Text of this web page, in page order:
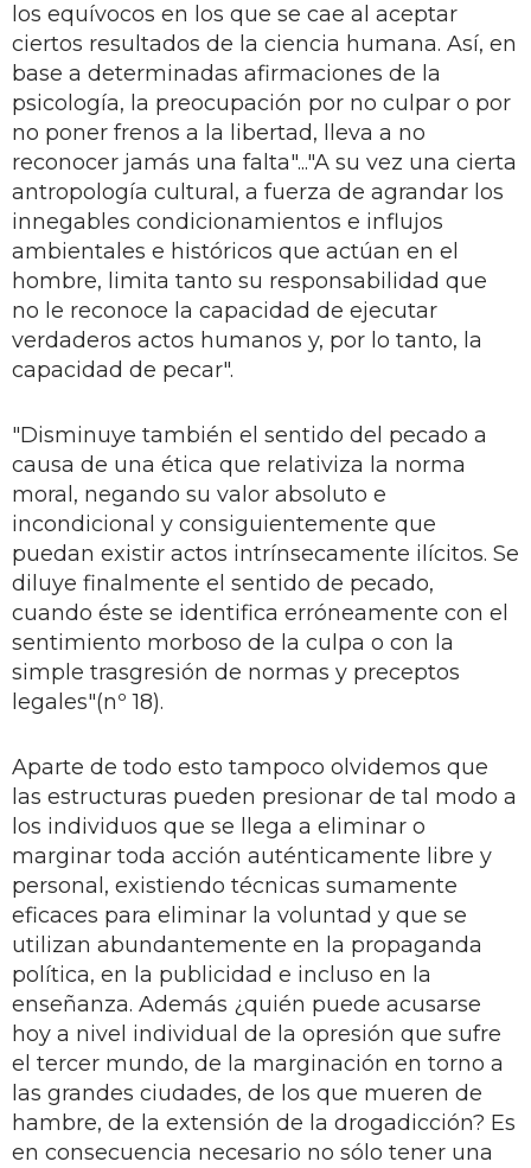
los equívocos en los que se cae al aceptar
ciertos resultados de la ciencia humana. Así, en
base a determinadas afirmaciones de la
psicología, la preocupación por no culpar o por
no poner frenos a la libertad, lleva a no
reconocer jamás una falta"..."A su vez una cierta
antropología cultural, a fuerza de agrandar los
innegables condicionamientos e influjos
ambientales e históricos que actúan en el
hombre, limita tanto su responsabilidad que
no le reconoce la capacidad de ejecutar
verdaderos actos humanos y, por lo tanto, la
capacidad de pecar".
"Disminuye también el sentido del pecado a
causa de una ética que relativiza la norma
moral, negando su valor absoluto e
incondicional y consiguientemente que
puedan existir actos intrínsecamente ilícitos. Se
diluye finalmente el sentido de pecado,
cuando éste se identifica erróneamente con el
sentimiento morboso de la culpa o con la
simple trasgresión de normas y preceptos
legales"(nº 18).
Aparte de todo esto tampoco olvidemos que
las estructuras pueden presionar de tal modo a
los individuos que se llega a eliminar o
marginar toda acción auténticamente libre y
personal, existiendo técnicas sumamente
eficaces para eliminar la voluntad y que se
utilizan abundantemente en la propaganda
política, en la publicidad e incluso en la
enseñanza. Además ¿quién puede acusarse
hoy a nivel individual de la opresión que sufre
el tercer mundo, de la marginación en torno a
las grandes ciudades, de los que mueren de
hambre, de la extensión de la drogadicción? Es
en consecuencia necesario no sólo tener una